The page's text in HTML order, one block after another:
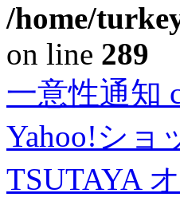
/home/
on line 289
一意性通知
Yahoo!ショ
TSUTAYA